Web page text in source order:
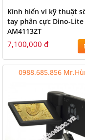
Kính hiển vi kỹ thuật
tay phân cực Dino-Lite
AM4113ZT
7,100,000 đ
0988.685.856